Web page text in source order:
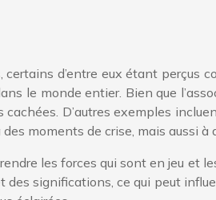
d’entre eux étant perçus
le monde entier. Bien que
D’autres exemples
moments de crise, mais aussi
les forces qui sont en jeu et
significations, ce qui peut